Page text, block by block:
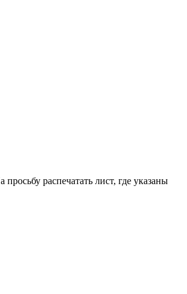
распечатать лист, где указаны